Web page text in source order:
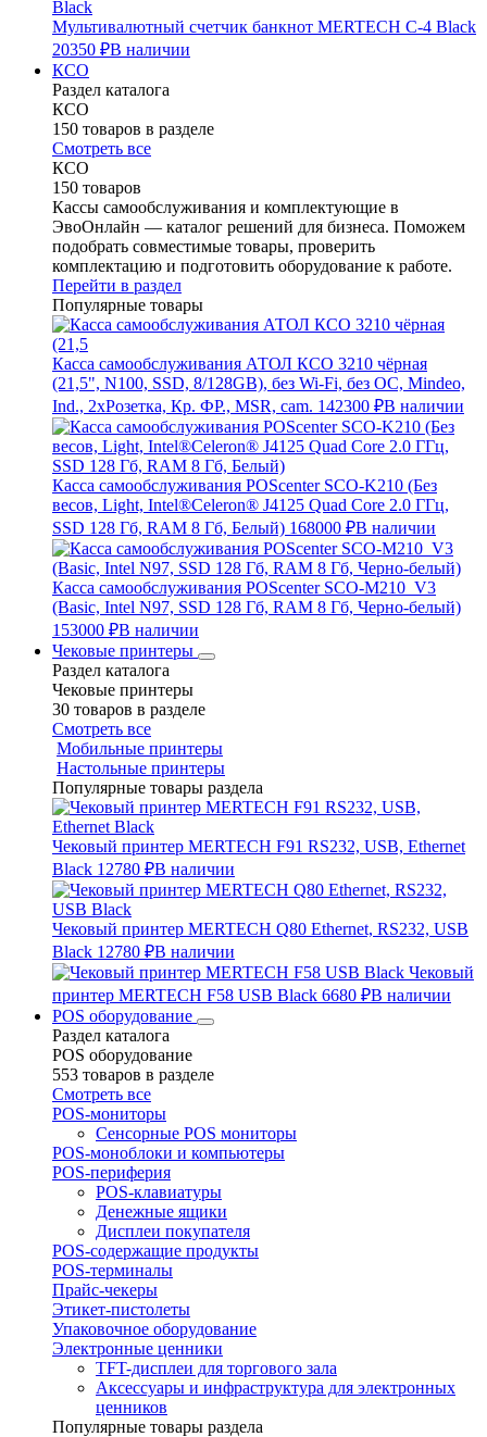
Мультивалютный счетчик банкнот MERTECH C-4 Black
20350 ₽В наличии
КСО
Раздел каталога
КСО
150 товаров в разделе
Смотреть все
КСО
150 товаров
Кассы самообслуживания и комплектующие в
ЭвоОнлайн — каталог решений для бизнеса. Поможем
подобрать совместимые товары, проверить
комплектацию и подготовить оборудование к работе.
Перейти в раздел
Популярные товары
Касса самообслуживания АТОЛ КСО 3210 чёрная
(21,5", N100, SSD, 8/128GB), без Wi-Fi, без ОС, Mindeo,
Ind., 2хРозетка, Кр. ФР., MSR, cam. 142300 ₽В наличии
Касса самообслуживания POScenter SCO-K210 (Без
весов, Light, Intel®Celeron® J4125 Quad Core 2.0 ГГц,
SSD 128 Гб, RAM 8 Гб, Белый) 168000 ₽В наличии
Касса самообслуживания POScenter SCO-M210_V3
(Basic, Intel N97, SSD 128 Гб, RAM 8 Гб, Черно-белый)
153000 ₽В наличии
Чековые принтеры
Раздел каталога
Чековые принтеры
30 товаров в разделе
Смотреть все
Мобильные принтеры
Настольные принтеры
Популярные товары раздела
Чековый принтер MERTECH F91 RS232, USB, Ethernet
Black 12780 ₽В наличии
Чековый принтер MERTECH Q80 Ethernet, RS232, USB
Black 12780 ₽В наличии
Чековый
принтер MERTECH F58 USB Black 6680 ₽В наличии
POS оборудование
Раздел каталога
POS оборудование
553 товаров в разделе
Смотреть все
POS-мониторы
Сенсорные POS мониторы
POS-моноблоки и компьютеры
POS-периферия
POS-клавиатуры
Денежные ящики
Дисплеи покупателя
POS-содержащие продукты
POS-терминалы
Прайс-чекеры
Этикет-пистолеты
Упаковочное оборудование
Электронные ценники
TFT-дисплеи для торгового зала
Аксессуары и инфраструктура для электронных
ценников
Популярные товары раздела